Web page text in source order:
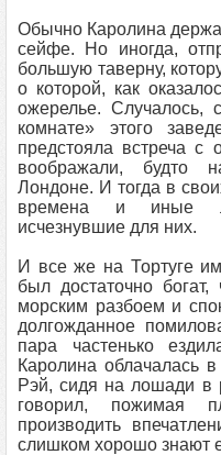
Обычно Каролина
сейфе. Но иногда,
большую таверну,
о которой, как
ожерелье. Случалось,
комнате» этого
предстояла встреча с
воображали, будто
Лондоне. И тогда в
времена и иные
исчезнувшие для них.
И все же на Тортуге
был достаточно
морским разбоем и
долгожданное
пара частенько
Каролина облачалась
Рэй, сидя на лошади в
говорил, пожимая
производить
слишком хорошо знают